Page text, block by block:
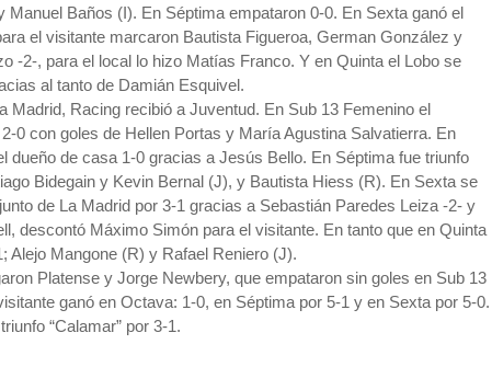
Manuel Baños (I). En Séptima empataron 0-0. En Sexta ganó el
el visitante marcaron Bautista Figueroa, German González y
-2-, para el local lo hizo Matías Franco. Y en Quinta el Lobo se
al tanto de Damián Esquivel.
Madrid, Racing recibió a Juventud. En Sub 13 Femenino el
0 con goles de Hellen Portas y María Agustina Salvatierra. En
dueño de casa 1-0 gracias a Jesús Bello. En Séptima fue triunfo
Bidegain y Kevin Bernal (J), y Bautista Hiess (R). En Sexta se
de La Madrid por 3-1 gracias a Sebastián Paredes Leiza -2- y
descontó Máximo Simón para el visitante. En tanto que en Quinta
Alejo Mangone (R) y Rafael Reniero (J).
Platense y Jorge Newbery, que empataron sin goles en Sub 13
ganó en Octava: 1-0, en Séptima por 5-1 y en Sexta por 5-0.
“Calamar” por 3-1.